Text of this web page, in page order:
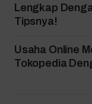
Lengkap
Tipsnya!
Usaha Online
Tokopedia